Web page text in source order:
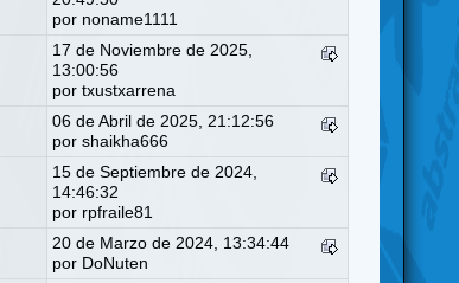
por noname1111
17 de Noviembre de 2025,
13:00:56
portxustxarrena
06 de Abril de 2025, 21:12:56
porshaikha666
15 de Septiembre de 2024,
14:46:32
por rpfraile81
20 de Marzo de 2024, 13:34:44
por DoNuten